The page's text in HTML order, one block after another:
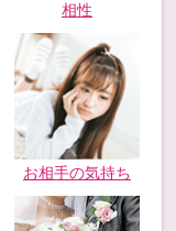
相性
お相手の気持ち